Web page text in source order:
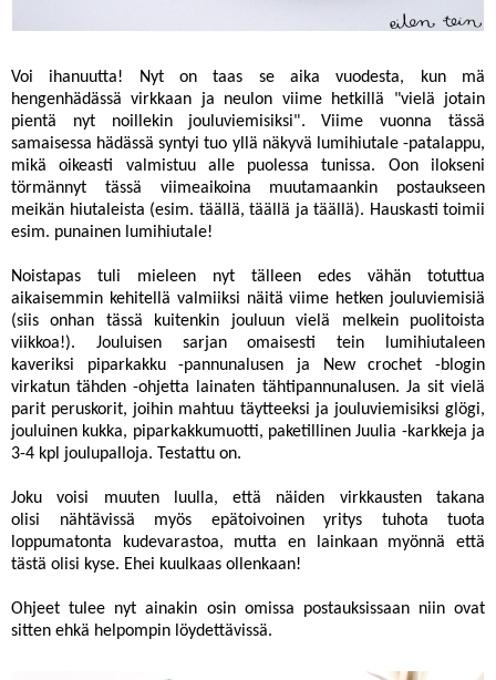
Voi ihanuutta! Nyt on taas se aika vuodesta, kun mä
hengenhädässä virkkaan ja neulon viime hetkillä "vielä jotain
pientä nyt noillekin jouluviemisiksi". Viime vuonna tässä
samaisessa hädässä syntyi tuo yllä näkyvä
lumihiutale -patalappu,
mikä oikeasti valmistuu alle puolessa tunissa. Oon ilokseni
törmännyt tässä viimeaikoina muutamaankin postaukseen
meikän hiutaleista (esim. täällä, täällä ja täällä). Hauskasti toimii
esim. punainen lumihiutale!
Noistapas tuli mieleen nyt tälleen edes vähän totuttua
aikaisemmin kehitellä valmiiksi näitä viime hetken jouluviemisiä
(siis onhan tässä kuitenkin jouluun vielä melkein puolitoista
viikkoa!). Jouluisen sarjan omaisesti tein lumihiutaleen
kaveriksi piparkakku -pannunalusen ja
New crochet -blogin
virkatun tähden -ohjetta lainaten tähtipannunalusen. Ja sit vielä
parit peruskorit, joihin mahtuu täytteeksi ja jouluviemisiksi glögi,
jouluinen kukka, piparkakkumuotti, paketillinen Juulia -karkkeja ja
3-4 kpl joulupalloja. Testattu on.
Joku voisi muuten luulla, että näiden virkkausten takana
olisi nähtävissä myös epätoivoinen yritys tuhota tuota
loppumatonta kudevarastoa, mutta en lainkaan myönnä että
tästä olisi kyse. Ehei kuulkaas ollenkaan!
Ohjeet tulee nyt ainakin osin omissa postauksissaan niin ovat
sitten ehkä helpompin löydettävissä.